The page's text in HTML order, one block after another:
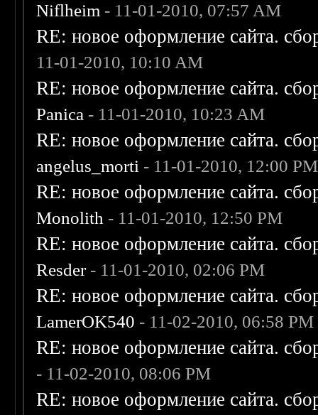
Niflheim - 11-01-2010, 07:57 AM
RE: новое оформление сайта.
11-01-2010, 10:10 AM
RE: новое оформление сайта.
Panica - 11-01-2010, 10:23 AM
RE: новое оформление сайта.
angelus_morti - 11-01-2010, 12:00 PM
RE: новое оформление сайта.
Monolith - 11-01-2010, 12:50 PM
RE: новое оформление сайта.
Resder- 11-01-2010, 02:06 PM
RE: новое оформление сайта.
LamerOK540 - 11-02-2010, 06:58 PM
RE: новое оформление сайта.
- 11-02-2010, 08:06 PM
RE: новое оформление сайта.